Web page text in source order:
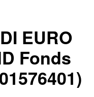
EURO
Fonds